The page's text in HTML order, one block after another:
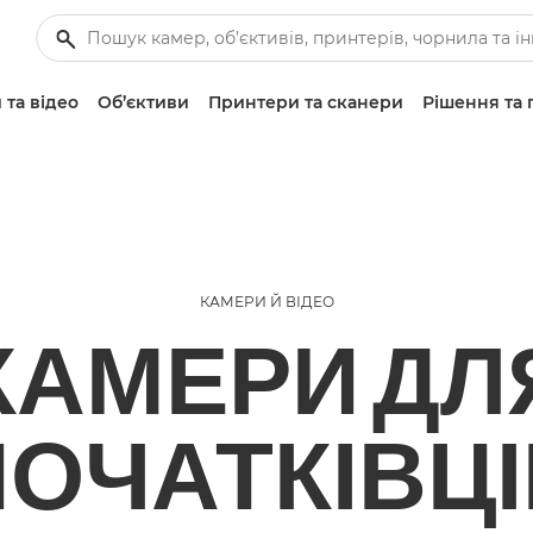
відео Об’єктиви Принтери та сканери Рішення та
КАМЕРИ Й ВІДЕО